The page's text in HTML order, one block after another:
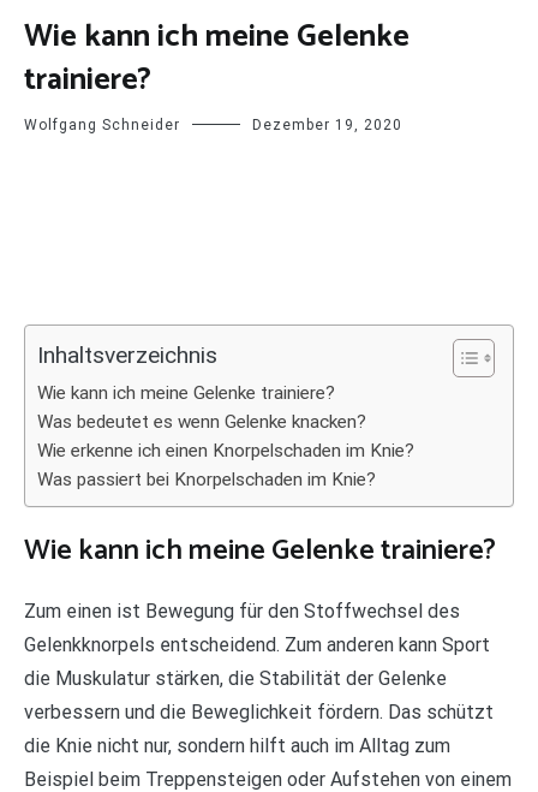
Wie kann ich meine Gelenke
trainiere?
Wolfgang Schneider Dezember 19, 2020
Inhaltsverzeichnis
Wie kann ich meine Gelenke trainiere?
Was bedeutet es wenn Gelenke knacken?
Wie erkenne ich einen Knorpelschaden im Knie?
Was passiert bei Knorpelschaden im Knie?
Wie kann ich meine Gelenke trainiere?
Zum einen ist Bewegung für den Stoffwechsel des
Gelenkknorpels entscheidend. Zum anderen kann Sport
die Muskulatur stärken, die Stabilität der Gelenke
verbessern und die Beweglichkeit fördern. Das schützt
die Knie nicht nur, sondern hilft auch im Alltag zum
Beispiel beim Treppensteigen oder Aufstehen von einem